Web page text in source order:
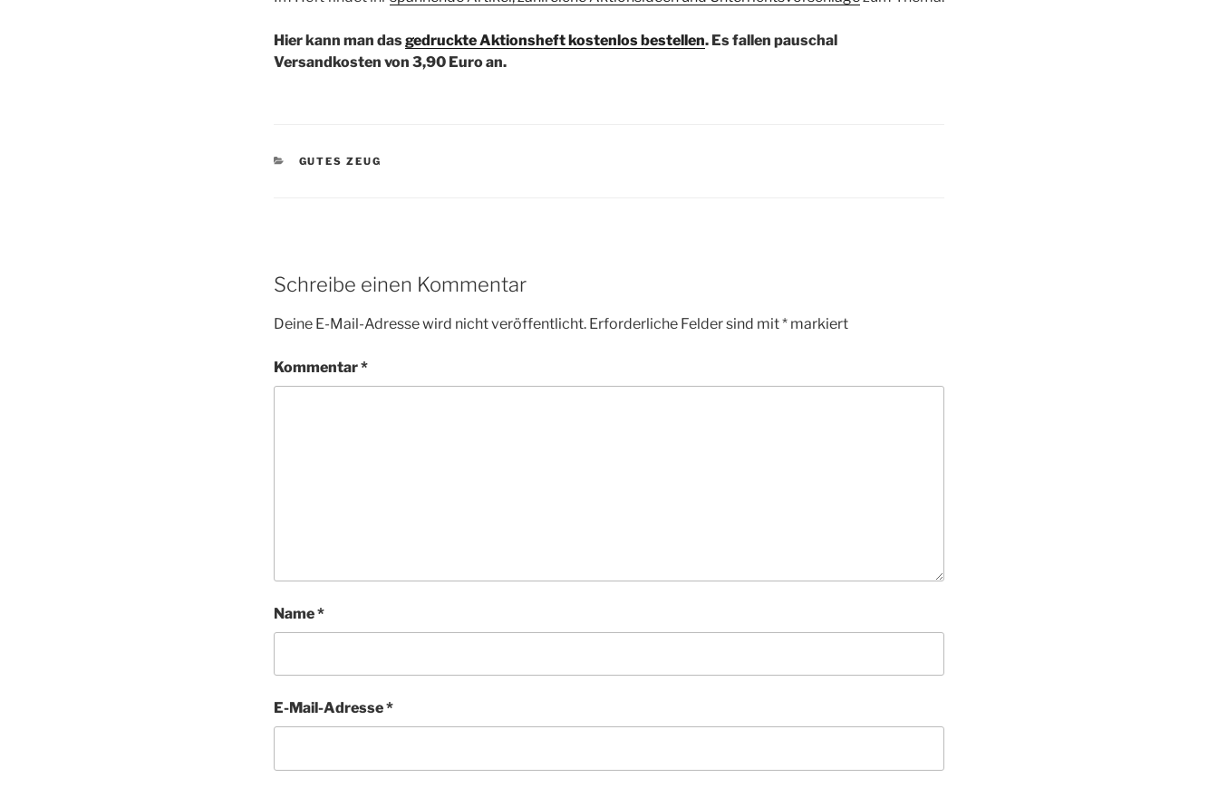
Hier kann man dasgedruckte Aktionsheft kostenlos bestellen. Es fallen pauschal
Versandkosten von 3,90 Euro an.
KATEGORIEN
GUTES ZEUG
Schreibe einen Kommentar
Deine E-Mail-Adresse wird nicht veröffentlicht. Erforderliche Felder sind mit* markiert
Kommentar*
Name*
E-Mail-Adresse*